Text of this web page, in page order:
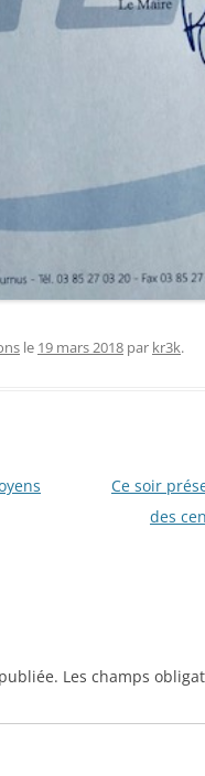
le 19 mars 2018 par kr3k.
Ce soir
des
Les champs